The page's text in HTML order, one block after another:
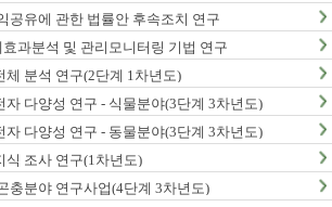
공유에 관한 법률안 후속조치 연구
과분석 및 관리모니터링 기법 연구
체 분석 연구(2단계 1차년도)
자 다양성 연구 - 식물분야(3단계 3차년도)
자 다양성 연구 - 동물분야(3단계 3차년도)
식 조사 연구(1차년도)
충분야 연구사업(4단계 3차년도)